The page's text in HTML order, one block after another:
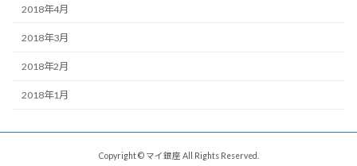
2018年4月
2018年3月
2018年2月
2018年1月
Copyright © マイ銀座 All Rights Reserved.